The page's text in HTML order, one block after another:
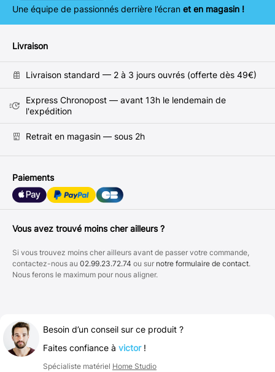
Une équipe de passionnés derrière l’écran et en magasin !
Livraison
Livraison standard — 2 à 3 jours ouvrés (offerte dès 49€)
Express Chronopost — avant 13h le lendemain de
l'expédition
Retrait en magasin — sous 2h
Paiements
Vous avez trouvé moins cher ailleurs ?
Si vous trouvez moins cher ailleurs avant de passer votre commande,
contactez-nous au 02.99.23.72.74 ou sur notre formulaire de contact.
Nous ferons le maximum pour nous aligner.
Besoin d’un conseil sur ce produit ?
Faites confiance à victor!
Spécialiste matériel Home Studio